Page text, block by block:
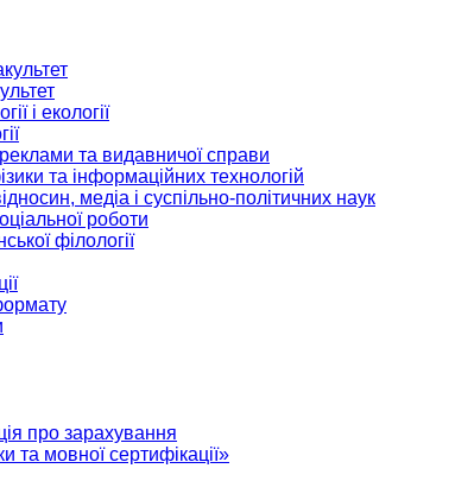
і екології
та видавничої справи
та інформаційних технологій
медіа і суспільно-політичних наук
роботи
філології
про зарахування
та мовної сертифікації»